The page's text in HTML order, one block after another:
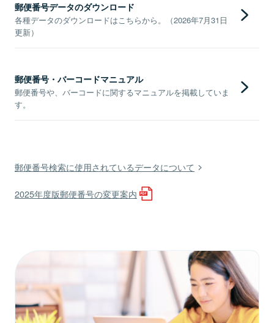
郵便番号データのダウンロード
各種データのダウンロードはこちらから。（2026年7月31日
更新）
郵便番号・バーコードマニュアル
郵便番号や、バーコードに関するマニュアルを掲載していま
す。
郵便番号検索に使用されているデータについて
2025年度版郵便番号の変更案内